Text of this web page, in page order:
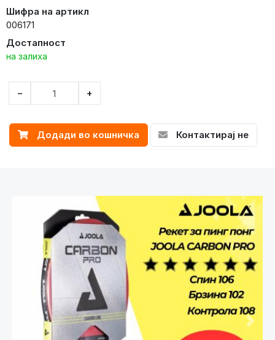
Шифра на артикл
006171
Достапност
на залиха
− +
Додади во кошничка Контактирај не
Претходно